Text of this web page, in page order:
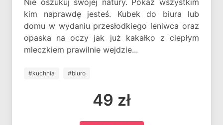
kim naprawdę jesteś. Kubek do biura lub
domu w wydaniu przesłodkiego leniwca oraz
opaska na oczy jak już kakałko z ciepłym
mleczkiem prawilnie wejdzie...
#kuchnia #biuro
49 zł